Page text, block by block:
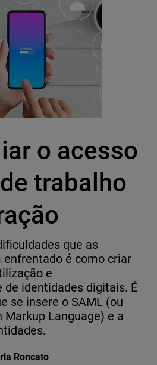
o acesso
trabalho
que as
é como criar
e
de identidades digitais. É
se insere o SAML (ou
Markup Language) e a
Roncato